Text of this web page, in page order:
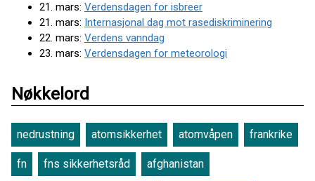
21. mars: Verdensdagen for isbreer
21. mars: Internasjonal dag mot rasediskriminering
22. mars: Verdens vanndag
23. mars: Verdensdagen for meteorologi
Nøkkelord
nedrustning atomsikkerhet atomvåpen frankrike
fn fns sikkerhetsråd afghanistan